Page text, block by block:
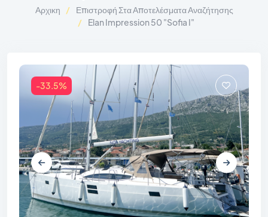
Αρχικη
Επιστροφή Στα Αποτελέσματα Αναζήτησης
Elan Impression 50 "Sofia I"
-33.5%